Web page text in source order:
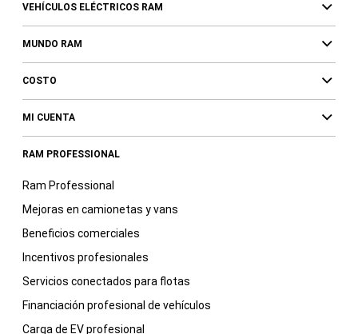
VEHÍCULOS ELÉCTRICOS RAM
MUNDO RAM
COSTO
MI CUENTA
RAM PROFESSIONAL
Ram Professional
Mejoras en camionetas y vans
Beneficios comerciales
Incentivos profesionales
Servicios conectados para flotas
Financiación profesional de vehículos
Carga de EV profesional